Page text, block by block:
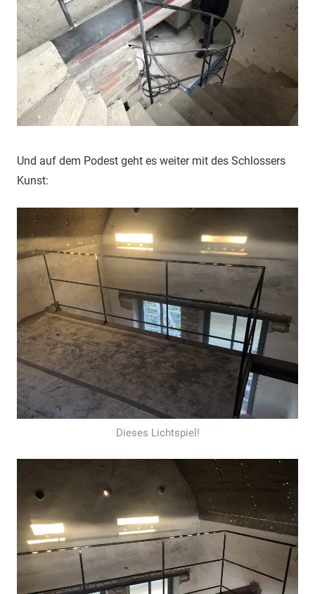
Und auf dem Podest geht es weiter mit des Schlossers
Kunst:
Dieses Lichtspiel!